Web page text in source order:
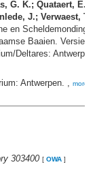
G. K.; Quataert, E.;
J.; Verwaest, T.;
en Scheldemonding:
Baaien. Versie
Deltares:
Antwerpen. , more
303400 [ OWA ]